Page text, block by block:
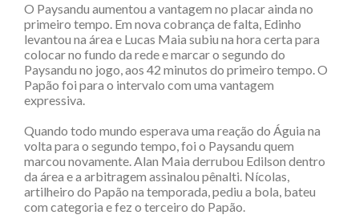
O Paysandu aumentou a vantagem no placar ainda no
primeiro tempo. Em nova cobrança de falta, Edinho
levantou na área e Lucas Maia subiu na hora certa para
colocar no fundo da rede e marcar o segundo do
Paysandu no jogo, aos 42 minutos do primeiro tempo. O
Papão foi para o intervalo com uma vantagem
expressiva.
Quando todo mundo esperava uma reação do Águia na
volta para o segundo tempo, foi o Paysandu quem
marcou novamente. Alan Maia derrubou Edilson dentro
da área e a arbitragem assinalou pênalti. Nícolas,
artilheiro do Papão na temporada, pediu a bola, bateu
com categoria e fez o terceiro do Papão.